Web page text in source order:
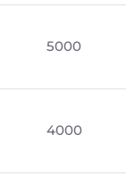
5000
4000